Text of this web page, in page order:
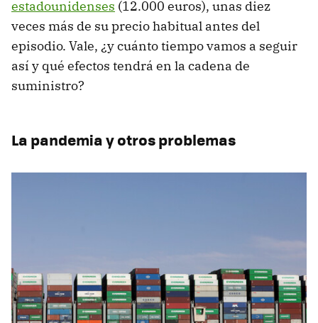
estadounidenses (12.000 euros), unas diez
veces más de su precio habitual antes del
episodio. Vale, ¿y cuánto tiempo vamos a seguir
así y qué efectos tendrá en la cadena de
suministro?
La pandemia y otros problemas